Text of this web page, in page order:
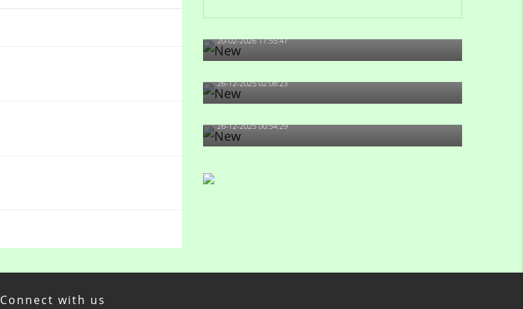
20-02-2026 17:55:47
Məni bura NAZİR GÖNDƏRİB - 1937-ci ildən
fəaliyyətdə olan və...
26-12-2025 02:08:23
-Ay qız, sən məhkəməni udmayacaqsan... Sən
bilirsən də, məni...
26-12-2025 00:54:29
Connect with us